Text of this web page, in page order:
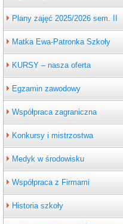
Plany zajęć 2025/2026 sem. II
Matka Ewa-Patronka Szkoły
KURSY – nasza oferta
Egzamin zawodowy
Współpraca zagraniczna
Konkursy i mistrzostwa
Medyk w środowisku
Współpraca z Firmami
Historia szkoły